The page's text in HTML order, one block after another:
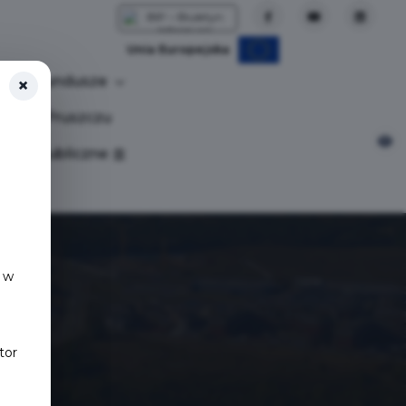
Unia Europejska
Fundusze
w Pruszczu
publiczne
×
w